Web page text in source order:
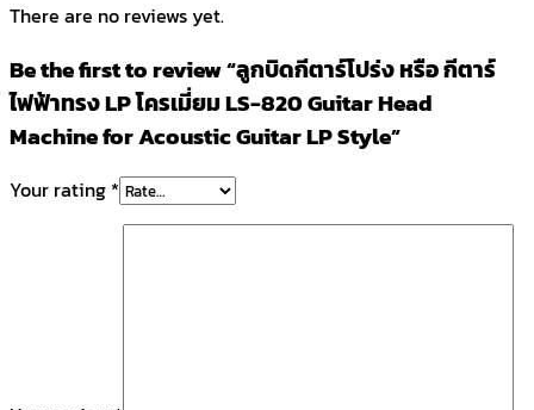
There are no reviews yet.
Be the first to review “ลูกบิดกีตาร์โปร่ง หรือ กีตาร์
ไฟฟ้าทรง LP โครเมี่ยม LS-820 Guitar Head
Machine for Acoustic Guitar LP Style”
Your rating *